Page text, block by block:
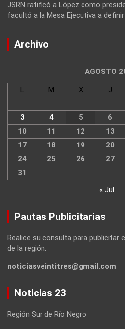
JSRN ratificó a López como
facultó a la Mesa Ejecutiva a
Archivo
AGOSTO
L M X J
3
4 5 6
10
11 12 13
17
18 19 20
24
25 26 27
31
« Jul
Pautas Publicitarias
Realice su consulta para publicitar
de la región.
noticiasveintitres@gmail.com
Noticias 23
Región Sur de Río Negro